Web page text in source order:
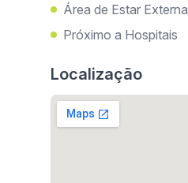
Área de Estar Externa
Próximo a Hospitais
Localização